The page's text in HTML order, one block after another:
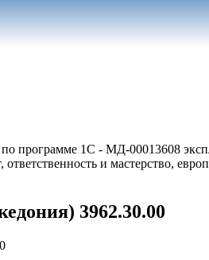
программе 1С - МД-00013608
и мастерство,
3962.30.00